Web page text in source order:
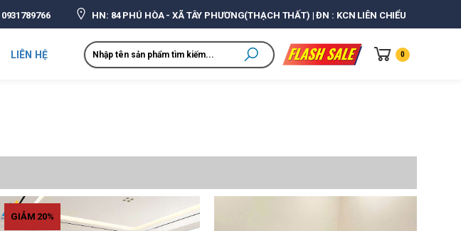
0931789766 HN: 84 PHÚ HÒA - XÃ TÂY PHƯƠNG(THẠCH THẤT) | ĐN : KCN LIÊN CHIỂU
LIÊN HỆ
Search
0
GIẢM 20%